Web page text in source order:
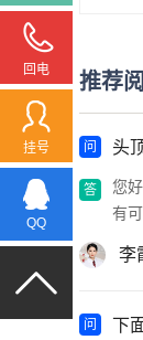
推荐
头
您
有
李
下
回电
挂号
QQ